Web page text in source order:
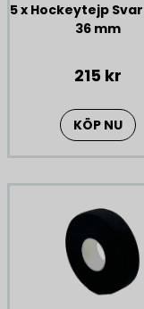
5 x Hockeytejp
36 mm
215 kr
KÖP NU